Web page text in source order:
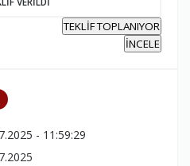
TEKLİF TOPLANIYOR
İNCELE
- 11:59:29